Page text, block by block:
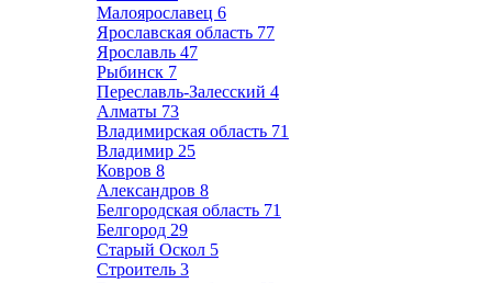
Малоярославец 6
Ярославская область 77
Ярославль 47
Рыбинск 7
Переславль-Залесский 4
Алматы 73
Владимирская область 71
Владимир 25
Ковров 8
Александров 8
Белгородская область 71
Белгород 29
Старый Оскол 5
Строитель 3